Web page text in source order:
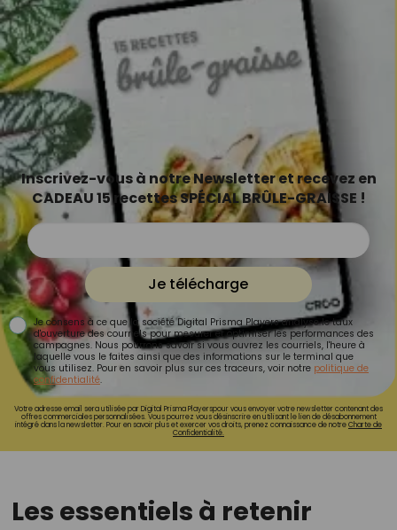
Inscrivez-vous à notre Newsletter et recevez en
CADEAU 15 recettes SPÉCIAL BRÛLE-GRAISSE !
Je télécharge
Je consens à ce que la société Digital Prisma Players analyse le taux
d'ouverture des courriels pour mesurer et optimiser les performances des
campagnes. Nous pourrons savoir si vous ouvrez les courriels, l'heure à
laquelle vous le faites ainsi que des informations sur le terminal que
vous utilisez. Pour en savoir plus sur ces traceurs, voir notre politique de
confidentialité.
Votre adresse email sera utilisée par Digital Prisma Playerspour vous envoyer votre newsletter contenant des
offres commerciales personnalisées. Vous pourrez vous désinscrire en utilisant le lien de désabonnement
intégré dans la newsletter. Pour en savoir plus et exercer vos droits, prenez connaissance de notreCharte de
Confidentialité.
Les essentiels à retenir